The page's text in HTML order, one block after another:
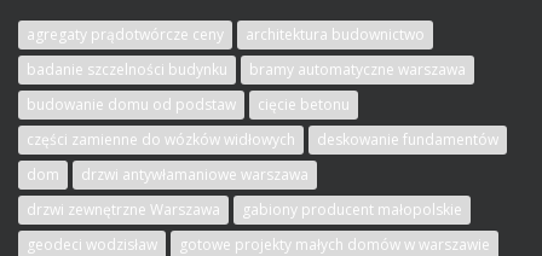
agregaty prądotwórcze ceny
architektura budownictwo
badanie szczelności budynku
bramy automatyczne warszawa
budowanie domu od podstaw
cięcie betonu
części zamienne do wózków widłowych
deskowanie fundamentów
dom
drzwi antywłamaniowe warszawa
drzwi zewnętrzne Warszawa
gabiony producent małopolskie
geodeci wodzisław
gotowe projekty małych domów w warszawie